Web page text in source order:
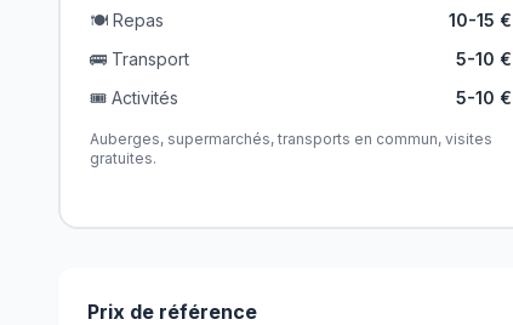
🍽️ Repas
10-15 €
🚌 Transport
5-10 €
🎟️ Activités
5-10 €
Auberges, supermarchés, transports en commun, visites
gratuites.
Prix de référence